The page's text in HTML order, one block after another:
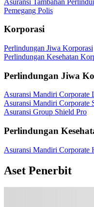
Pemegang Polis
Korporasi
Perlindungan Jiwa Korporasi
Perlindungan Kesehatan
Perlindungan Jiwa
Asuransi Mandiri Corporate
Asuransi Mandiri Corporate
Asuransi Group Shield Pro
Perlindungan
Asuransi Mandiri Corporate
Aset Penerbit